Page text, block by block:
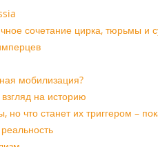
сочетание цирка, тюрьмы и
мобилизация?
на историю
что станет их триггером –